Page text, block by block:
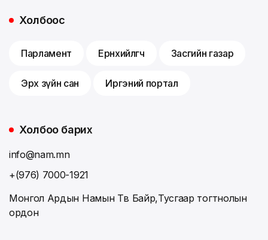
Холбоос
Парламент Ерөнхийлөгч Засгийн газар
Эрх зүйн сан Иргэний портал
Холбоо барих
info@nam.mn
+(976) 7000-1921
Монгол Ардын Намын Төв Байр,Тусгаар тогтнолын
ордон